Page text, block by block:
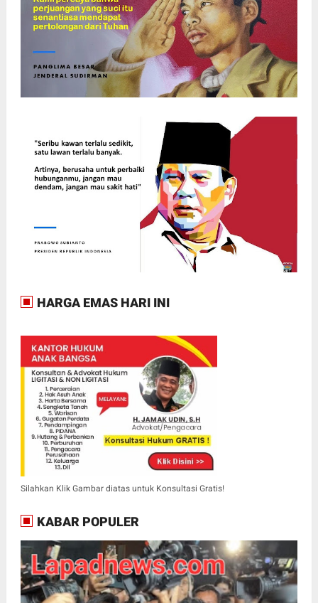
HARGA EMAS HARI INI
Silahkan Klik Gambar diatas untuk Konsultasi Gratis!
KABAR POPULER